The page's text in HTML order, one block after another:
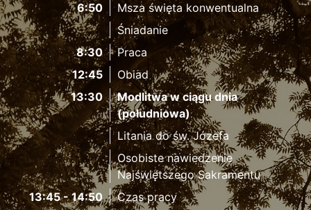
6:50
Msza święta konwentualna
Śniadanie
8:30
Praca
12:45
Obiad
13:30
Modlitwa w ciągu dnia
(południowa)
Litania do św. Józefa
Osobiste nawiedzenie
Najświętszego Sakramentu
13:45 - 14:50
Czas pracy